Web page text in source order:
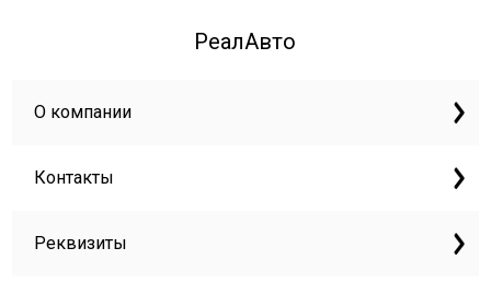
РеалАвто
О компании
Контакты
Реквизиты